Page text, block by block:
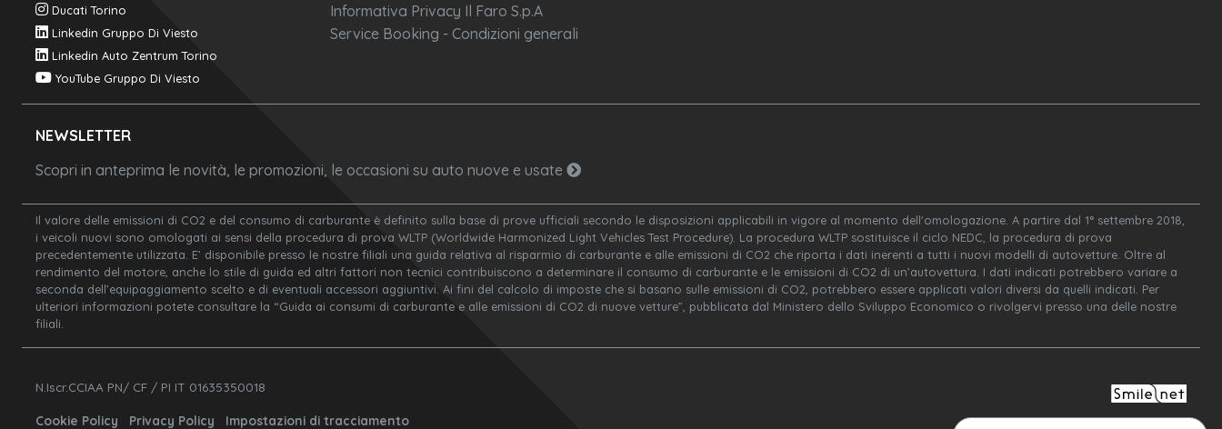
Ducati Torino
Linkedin Gruppo Di Viesto
Linkedin Auto Zentrum Torino
YouTube Gruppo Di Viesto
Informativa Privacy Il Faro S.p.A
Service Booking - Condizioni generali
NEWSLETTER
Scopri in anteprima le novità, le promozioni, le occasioni su auto nuove e usate
Il valore delle emissioni di CO2 e del consumo di carburante è definito sulla base di prove ufficiali secondo le disposizioni applicabili in vigore al momento dell'omologazione. A partire dal 1° settembre 2018,
i veicoli nuovi sono omologati ai sensi della procedura di prova WLTP (Worldwide Harmonized Light Vehicles Test Procedure). La procedura WLTP sostituisce il ciclo NEDC, la procedura di prova
precedentemente utilizzata. E’ disponibile presso le nostre filiali una guida relativa al risparmio di carburante e alle emissioni di CO2 che riporta i dati inerenti a tutti i nuovi modelli di autovetture. Oltre al
rendimento del motore, anche lo stile di guida ed altri fattori non tecnici contribuiscono a determinare il consumo di carburante e le emissioni di CO2 di un’autovettura. I dati indicati potrebbero variare a
seconda dell’equipaggiamento scelto e di eventuali accessori aggiuntivi. Ai fini del calcolo di imposte che si basano sulle emissioni di CO2, potrebbero essere applicati valori diversi da quelli indicati. Per
ulteriori informazioni potete consultare la “Guida ai consumi di carburante e alle emissioni di CO2 di nuove vetture”, pubblicata dal Ministero dello Sviluppo Economico o rivolgervi presso una delle nostre
filiali.
N.Iscr.CCIAA PN/ CF / PI IT 01635350018
Cookie Policy Privacy Policy Impostazioni di tracciamento